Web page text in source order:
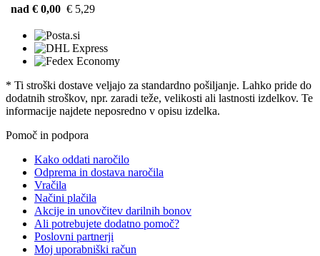
nad € 0,00 € 5,29
* Ti stroški dostave veljajo za standardno pošiljanje. Lahko pride do
dodatnih stroškov, npr. zaradi teže, velikosti ali lastnosti izdelkov. Te
informacije najdete neposredno v opisu izdelka.
Pomoč in podpora
Kako oddati naročilo
Odprema in dostava naročila
Vračila
Načini plačila
Akcije in unovčitev darilnih bonov
Ali potrebujete dodatno pomoč?
Poslovni partnerji
Moj uporabniški račun